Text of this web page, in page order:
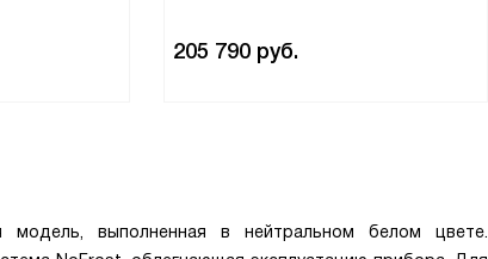
205 790 руб.
выполненная в нейтральном белом цвете.